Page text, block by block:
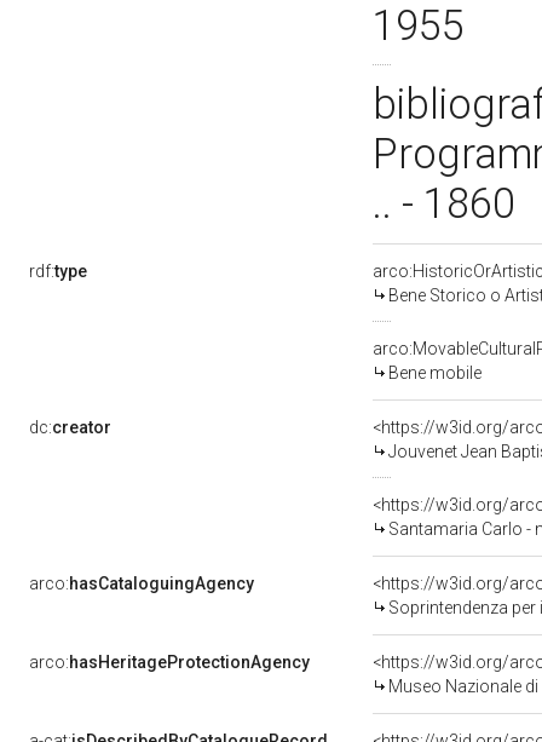
1955
.. - 1860
rdf:type
Bene Storico o
Bene mobile
dc:creator
<https://w3id.org/
Jouvenet Jean
<https://w3id.org/
Santamaria Carlo -
arco:hasCataloguingAgency
<https://w3id.org/
Soprintendenza
arco:hasHeritageProtectionAgency
<https://w3id.org/
Museo Nazionale